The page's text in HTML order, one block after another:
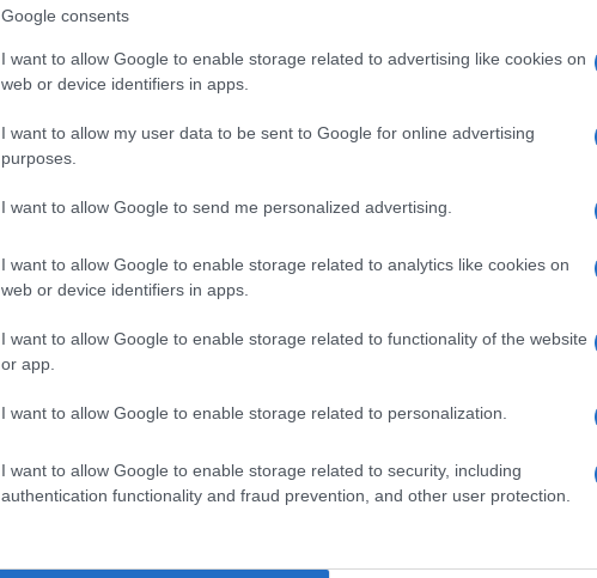
Google consents
I want to allow Google to enable storage related to advertising like cookies on
web or device identifiers in apps.
I want to allow my user data to be sent to Google for online advertising
purposes.
I want to allow Google to send me personalized advertising.
I want to allow Google to enable storage related to analytics like cookies on
web or device identifiers in apps.
I want to allow Google to enable storage related to functionality of the website
or app.
I want to allow Google to enable storage related to personalization.
I want to allow Google to enable storage related to security, including
authentication functionality and fraud prevention, and other user protection.